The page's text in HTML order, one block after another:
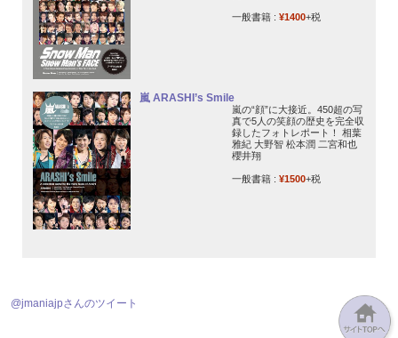
一般書籍 : ¥1400+税
嵐 ARASHI’s Smile
嵐の“顔”に大接近。450超の写
真で5人の笑顔の歴史を完全収
録したフォトレポート！ 相葉
雅紀 大野智 松本潤 二宮和也
櫻井翔
一般書籍 : ¥1500+税
@jmaniajpさんのツイート